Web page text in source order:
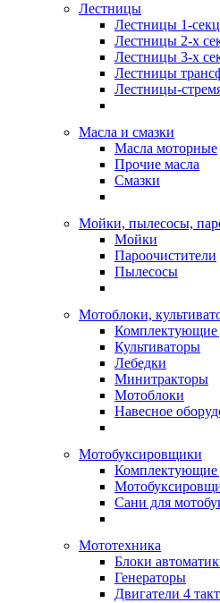
Лестницы
Лестницы 1-
Лестницы 2-х
Лестницы 3-х
Лестницы
Лестницы-
Масла и смазки
Масла моторные
Прочие масла
Смазки
Мойки, пылесосы,
Мойки
Пароочистители
Пылесосы
Мотоблоки,
Комплектующие
Культиваторы
Лебедки
Минитракторы
Мотоблоки
Навесное
Мотобуксировщики
Комплектующие
Сани для
Мототехника
Блоки
Генераторы
Двигатели 4